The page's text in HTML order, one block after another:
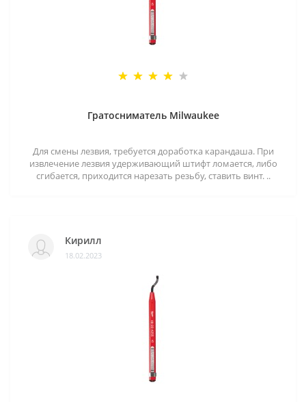
Гратосниматель Milwaukee
Для смены лезвия, требуется доработка карандаша. При
извлечение лезвия удерживающий штифт ломается, либо
сгибается, приходится нарезать резьбу, ставить винт. ..
Кирилл
18.02.2023